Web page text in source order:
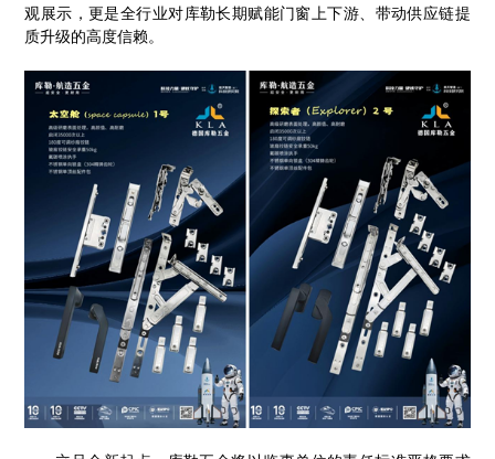
观展示，更是全行业对库勒长期赋能门窗上下游、带动供应链提
质升级的高度信赖。